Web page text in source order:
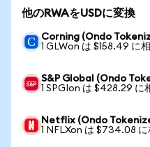
他のRWAをUSDに変換
Corning (Ondo
1 GLWon は $158.49 に
S&P Global (Ondo
1 SPGIon は $428.29 に
Netflix (Ondo
1 NFLXon は $734.08 に